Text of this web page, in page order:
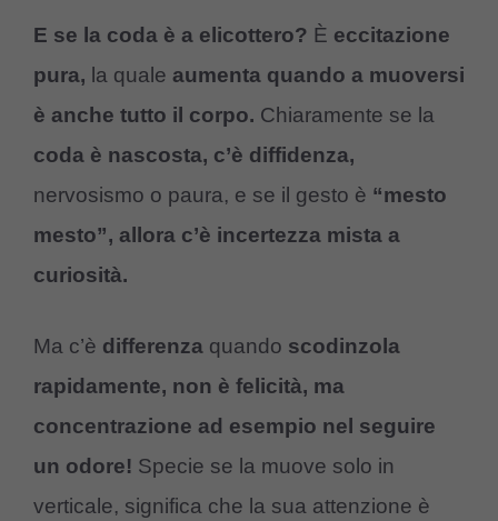
E se la coda è a elicottero? È eccitazione
pura, la quale aumenta quando a muoversi
è anche tutto il corpo. Chiaramente se la
coda è nascosta, c’è diffidenza,
nervosismo o paura, e se il gesto è “mesto
mesto”, allora c’è incertezza mista a
curiosità.
Ma c’è differenza quando scodinzola
rapidamente, non è felicità, ma
concentrazione ad esempio nel seguire
un odore! Specie se la muove solo in
verticale, significa che la sua attenzione è